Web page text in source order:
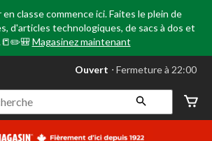
classe commence ici. Faites le plein de
d'articles technologiques, de sacs à dos et
Magasinez maintenant
votre
préféré
Leduc,
AB,
courament
Ouvert ⋅ Fermeture à 22:00